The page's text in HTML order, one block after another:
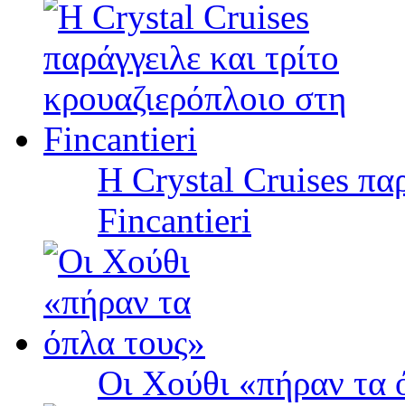
Η Crystal Cruises
Fincantieri
Οι Χούθι «πήραν τα